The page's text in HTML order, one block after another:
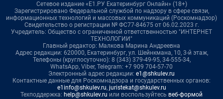
Сетевое издание «Е1.РУ Екатеринбург Онлайн» (18+)
Зарегистрировано Федеральной службой по надзору в сфере связи,
информационных технологий и массовых коммуникаций (Роскомнадзор)
Свидетельство о регистрации № ФС77-84675 от 06.02.2023 г.
Учредитель: Общество с ограниченной ответственностью "ИНТЕРНЕТ
ТЕХНОЛОГИИ"
Главный редактор: Малкова Марина Андреевна
Адрес редакции: 620000, Екатеринбург, ул. Шейнкмана, 10, 3-й этаж,
Телефоны (круглосуточно): 8 (343) 379-49-95, 34-555-34,
WhatsApp, Viber, Telegram: +7 909 704-57-70
Электронный адрес редакции: e1@shkulev.ru
Контактные данные для Роскомнадзора и государственных органов:
e1info@shkulev.ru, juristekat@shkulev.ru
Техподдержка: help@shkulev.ru или воспользуйтесь веб-формой